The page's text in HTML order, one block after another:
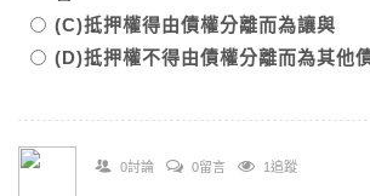
(C)抵押權得由債權分離而為讓與
(D)抵押權不得由債權分離而為其他
0討論 0留言 1追蹤